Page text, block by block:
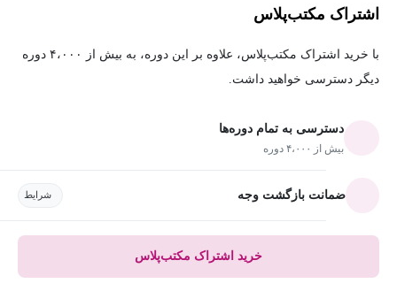
اشتراک مکتب‌پلاس
با خرید اشتراک مکتب‌پلاس، علاوه بر این دوره، به بیش از ۴،۰۰۰ دوره
دیگر دسترسی خواهید داشت.
دسترسی به تمام دوره‌ها
بیش از ۴،۰۰۰ دوره
ضمانت بازگشت وجه شرایط
خرید اشتراک مکتب‌پلاس